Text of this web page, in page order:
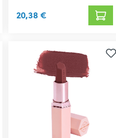
20,38 €